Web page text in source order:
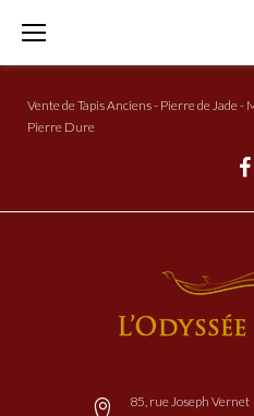
Vente de Tapis Anciens - Pierre de Jade
Pierre Dure
85, rue Joseph Vernet